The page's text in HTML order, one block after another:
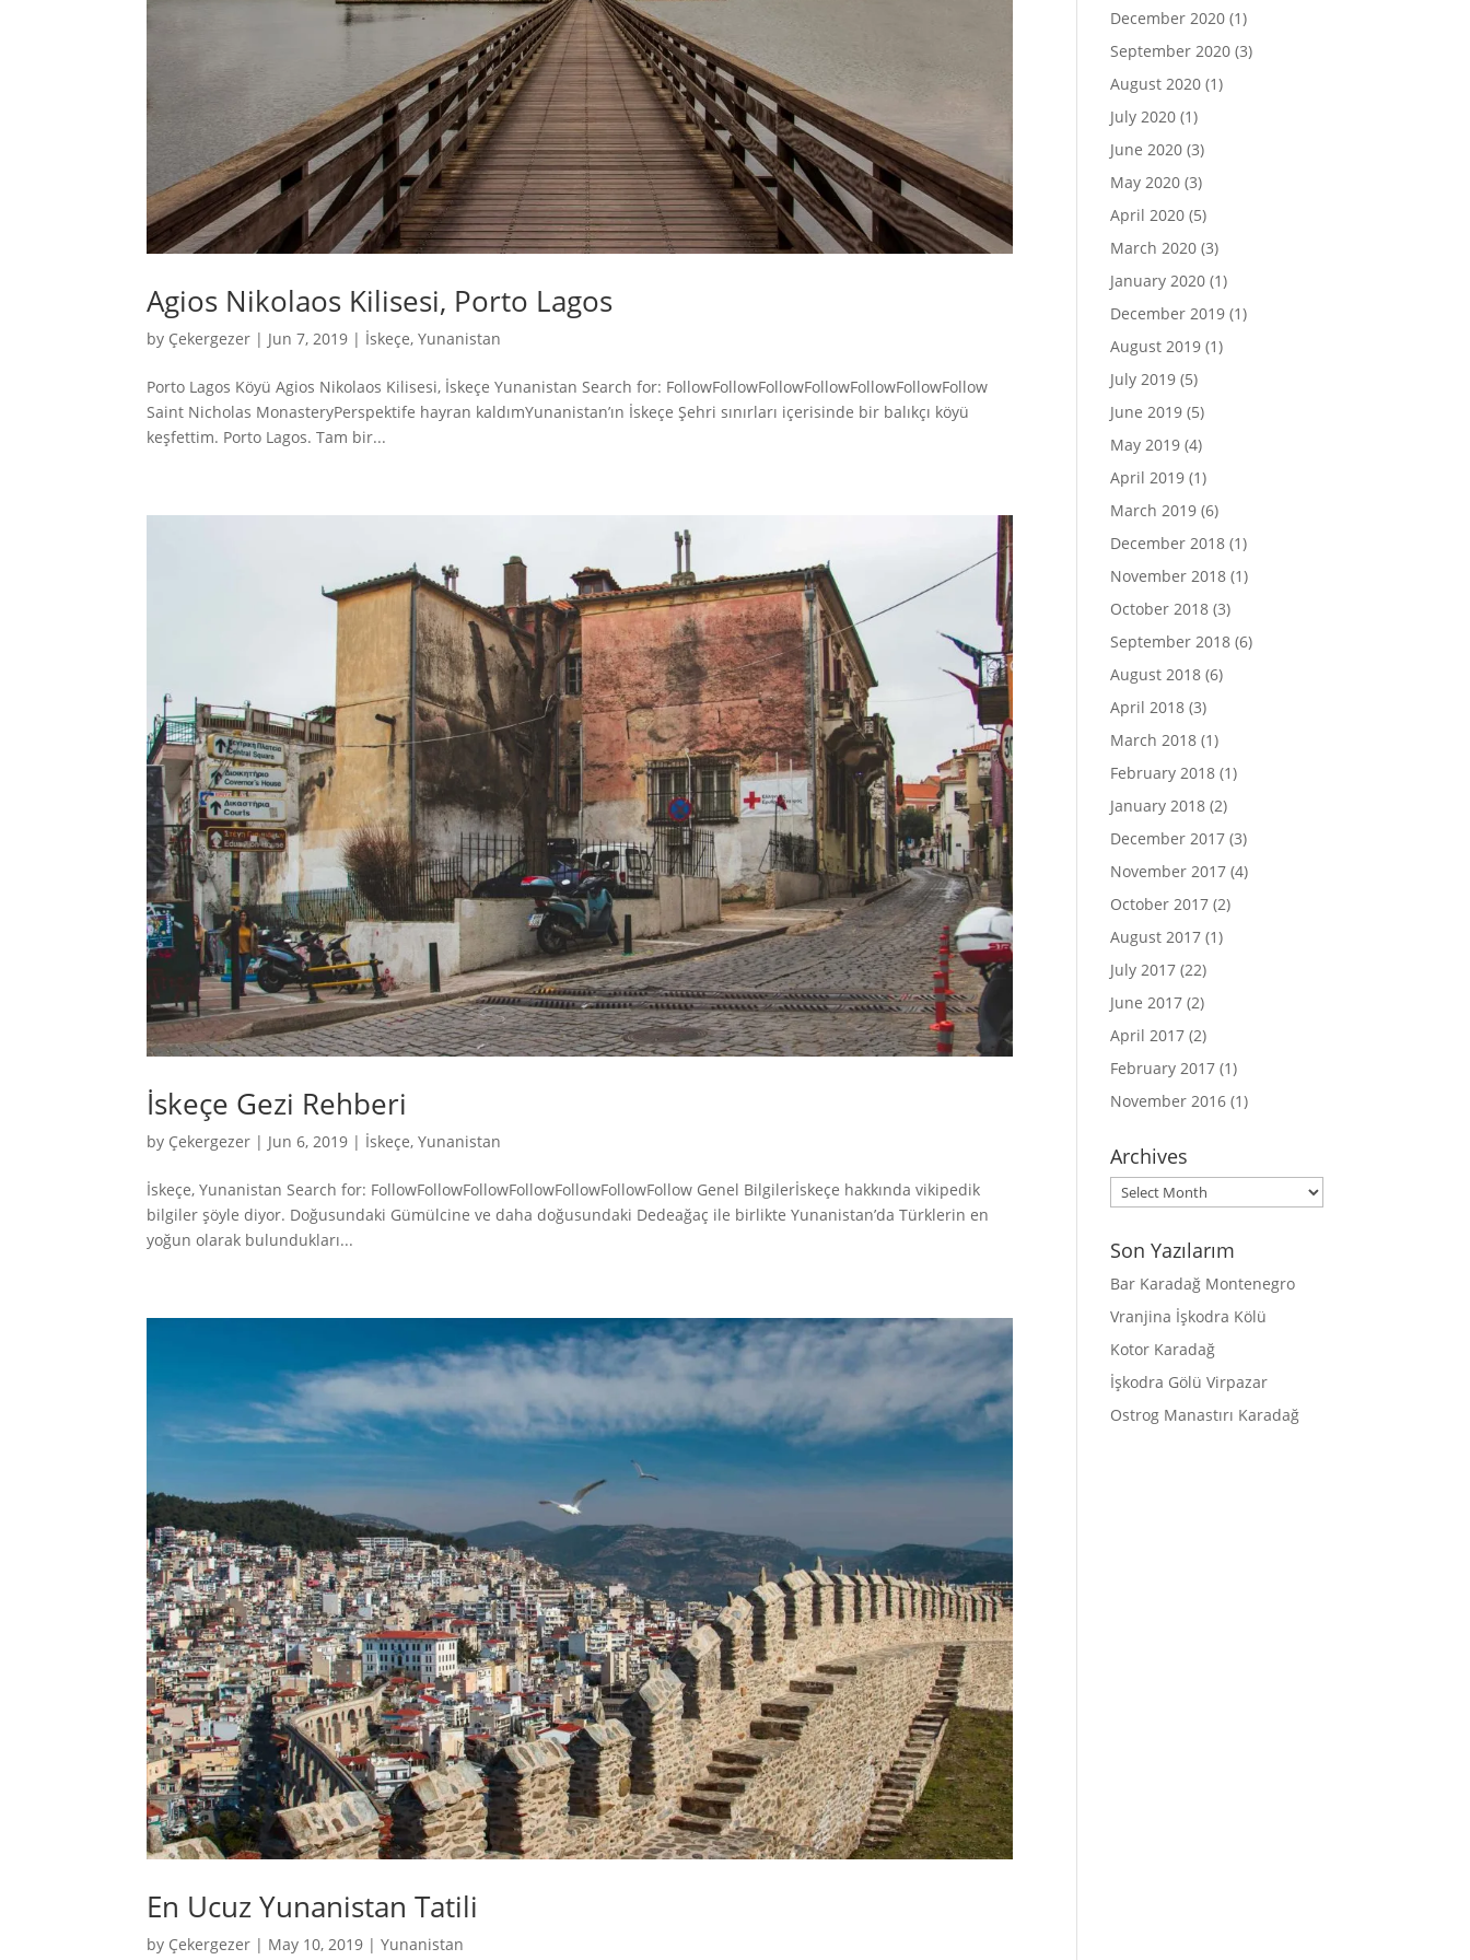
Agios Nikolaos Kilisesi, Porto Lagos
by Çekergezer | Jun 7, 2019 | İskeçe,Yunanistan
Porto Lagos Köyü Agios Nikolaos Kilisesi, İskeçe Yunanistan Search for: FollowFollowFollowFollowFollowFollowFollow
Saint Nicholas MonasteryPerspektife hayran kaldımYunanistan’ın İskeçe Şehri sınırları içerisinde bir balıkçı köyü
keşfettim. Porto Lagos. Tam bir...
İskeçe Gezi Rehberi
by Çekergezer | Jun 6, 2019 | İskeçe,Yunanistan
İskeçe, Yunanistan Search for: FollowFollowFollowFollowFollowFollowFollow Genel Bilgilerİskeçe hakkında vikipedik
bilgiler şöyle diyor. Doğusundaki Gümülcine ve daha doğusundaki Dedeağaç ile birlikte Yunanistan’da Türklerin en
yoğun olarak bulundukları...
En Ucuz Yunanistan Tatili
by Çekergezer | May 10, 2019 |Yunanistan
December 2020 (1)
September 2020 (3)
August 2020 (1)
July 2020 (1)
June 2020 (3)
May 2020 (3)
April 2020 (5)
March 2020 (3)
January 2020 (1)
December 2019 (1)
August 2019 (1)
July 2019 (5)
June 2019 (5)
May 2019 (4)
April 2019 (1)
March 2019 (6)
December 2018 (1)
November 2018 (1)
October 2018 (3)
September 2018 (6)
August 2018 (6)
April 2018 (3)
March 2018 (1)
February 2018 (1)
January 2018 (2)
December 2017 (3)
November 2017 (4)
October 2017 (2)
August 2017 (1)
July 2017 (22)
June 2017 (2)
April 2017 (2)
February 2017 (1)
November 2016 (1)
Archives
Archives
Son Yazılarım
Bar Karadağ Montenegro
Vranjina İşkodra Kölü
Kotor Karadağ
İşkodra Gölü Virpazar
Ostrog Manastırı Karadağ